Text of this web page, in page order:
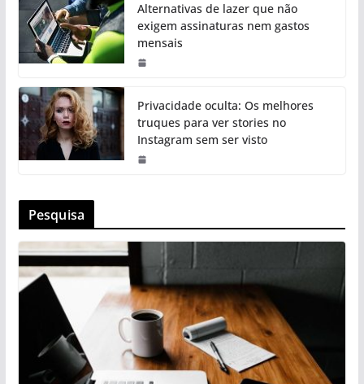
Alternativas de lazer que não
exigem assinaturas nem gastos
mensais
Privacidade oculta: Os melhores
truques para ver stories no
Instagram sem ser visto
Pesquisa